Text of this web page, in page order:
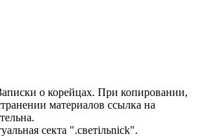
о корейцах. При копировании,
материалов ссылка на
секта ".светiльnick".